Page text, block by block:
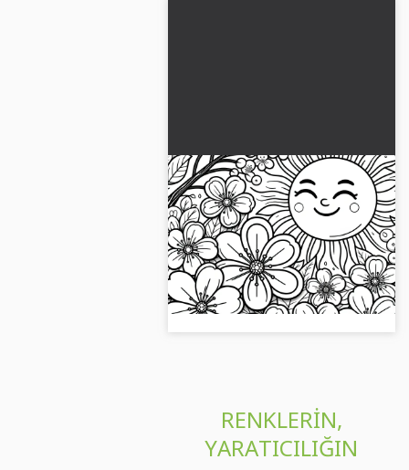
Parlayan güneş ve
boyamak için kiraz
çiçekleri (Ücretsiz)
Parlak güneş ve kiraz ağacı
çiçeklerinden ilham alın. Boyama
tablosunu ücretsiz olarak indirin
ve yaratıcı olanakları keşfedin!...
RENKLERIN,
YARATICILIĞIN